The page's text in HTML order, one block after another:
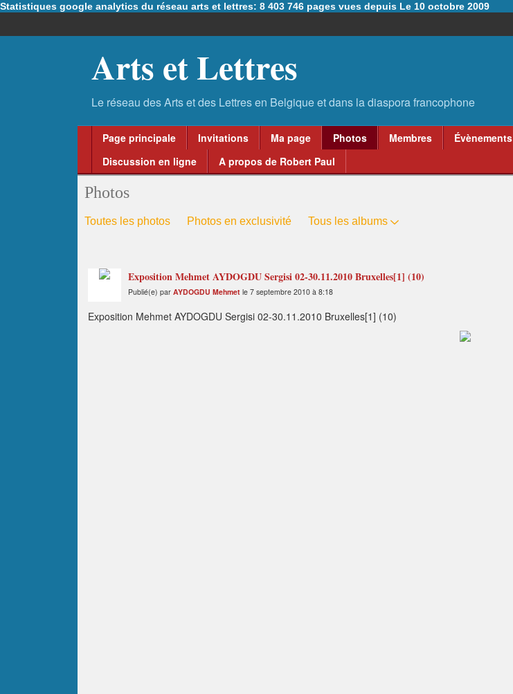
Statistiques google analytics du réseau arts et lettres: 8 403 746 pages vues depuis Le 10 octobre 2009
Arts et Lettres
Page principale Invitations Ma page Photos Membres Évènements
Discussion en ligne
A propos de Robert Paul
Photos
Toutes les photos Photos en exclusivité Tous les albums
Exposition Mehmet AYDOGDU Sergisi 02-30.11.2010 Bruxelles[1] (10)
Publié(e) par AYDOGDU Mehmet le 7 septembre 2010 à 8:18
Exposition Mehmet AYDOGDU Sergisi 02-30.11.2010 Bruxelles[1] (10)